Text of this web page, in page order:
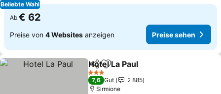
Beliebte Wahl
Ab € 62
Preise von 4 Websites anzeigen Preise sehen
TeilenZu Favoriten hinzufügen
Hotel La Paul
3 Sterne
7,6 Gut
2 885
Sirmione